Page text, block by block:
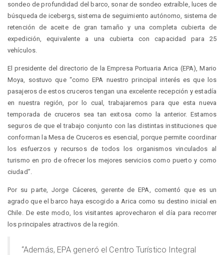
sondeo de profundidad del barco, sonar de sondeo extraíble, luces de
búsqueda de icebergs, sistema de seguimiento autónomo, sistema de
retención de aceite de gran tamaño y una completa cubierta de
expedición, equivalente a una cubierta con capacidad para 25
vehículos.
El presidente del directorio de la Empresa Portuaria Arica (EPA), Mario
Moya, sostuvo que “como EPA nuestro principal interés es que los
pasajeros de estos cruceros tengan una excelente recepción y estadía
en nuestra región, por lo cual, trabajaremos para que esta nueva
temporada de cruceros sea tan exitosa como la anterior. Estamos
seguros de que el trabajo conjunto con las distintas instituciones que
conforman la Mesa de Cruceros es esencial, porque permite coordinar
los esfuerzos y recursos de todos los organismos vinculados al
turismo en pro de ofrecer los mejores servicios como puerto y como
ciudad”.
Por su parte, Jorge Cáceres, gerente de EPA, comentó que es un
agrado que el barco haya escogido a Arica como su destino inicial en
Chile. De este modo, los visitantes aprovecharon el día para recorrer
los principales atractivos de la región.
“Además, EPA generó el Centro Turístico Integral